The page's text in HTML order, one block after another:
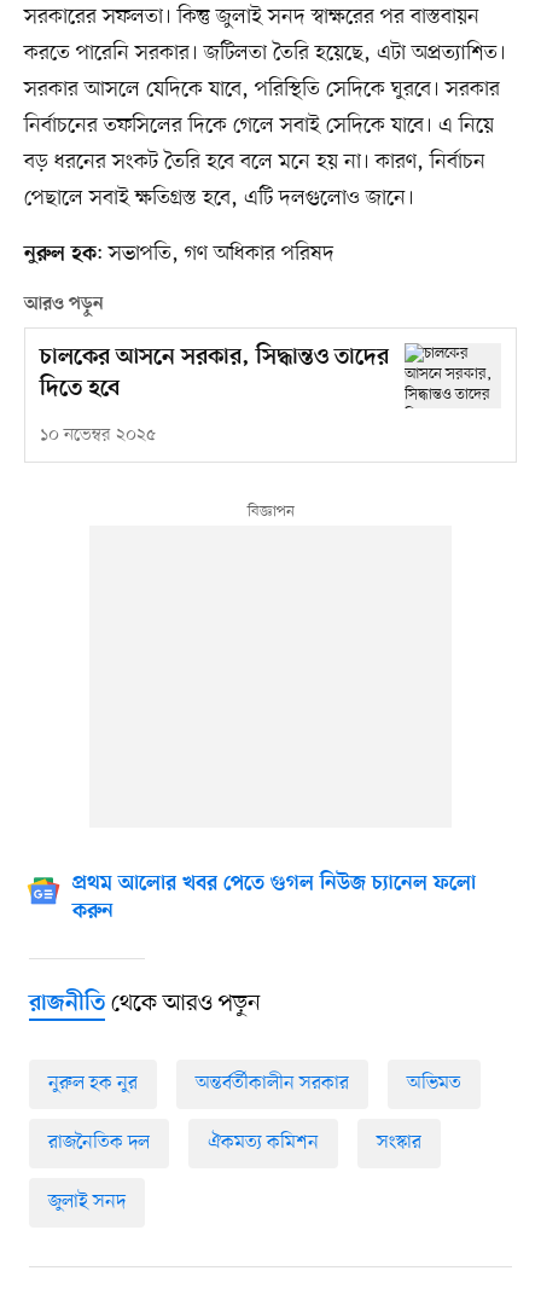
সরকারের সফলতা। কিন্তু জুলাই সনদ স্বাক্ষরের পর বাস্তবায়ন
করতে পারেনি সরকার। জটিলতা তৈরি হয়েছে, এটা অপ্রত্যাশিত।
সরকার আসলে যেদিকে যাবে, পরিস্থিতি সেদিকে ঘুরবে। সরকার
নির্বাচনের তফসিলের দিকে গেলে সবাই সেদিকে যাবে। এ নিয়ে
বড় ধরনের সংকট তৈরি হবে বলে মনে হয় না। কারণ, নির্বাচন
পেছালে সবাই ক্ষতিগ্রস্ত হবে, এটি দলগুলোও জানে।
নুরুল হক: সভাপতি, গণ অধিকার পরিষদ
আরও পড়ুন
চালকের আসনে সরকার, সিদ্ধান্তও তাদের
দিতে হবে
১০ নভেম্বর ২০২৫
প্রথম আলোর খবর পেতে গুগল নিউজ চ্যানেল ফলো
করুন
রাজনীতিথেকে আরও পড়ুন
নুরুল হক নুর অন্তর্বর্তীকালীন সরকার অভিমত
রাজনৈতিক দল ঐকমত্য কমিশন সংস্কার
জুলাই সনদ